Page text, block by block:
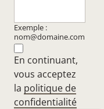
Exemple :
nom@domaine.com
En continuant,
vous acceptez
la politique de
confidentialité